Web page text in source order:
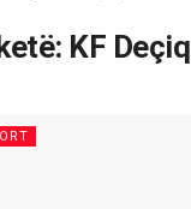
KF Deçiq